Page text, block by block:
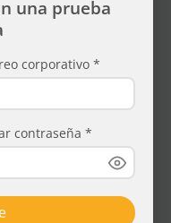
una prueba
corporativo *
contraseña *